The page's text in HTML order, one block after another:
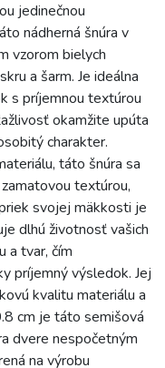
jedinečnou
nádherná šnúra v
vzorom bielych
a šarm. Je ideálna
s príjemnou textúrou
okamžite upúta
charakter.
táto šnúra sa
textúrou,
svojej mäkkosti je
dlhú životnosť vašich
a tvar, čím
príjemný výsledok. Jej
kvalitu materiálu a
cm je táto semišová
dvere nespočetným
na výrobu